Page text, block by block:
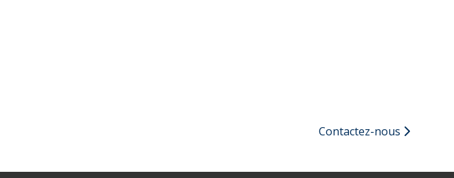
Contactez-nous